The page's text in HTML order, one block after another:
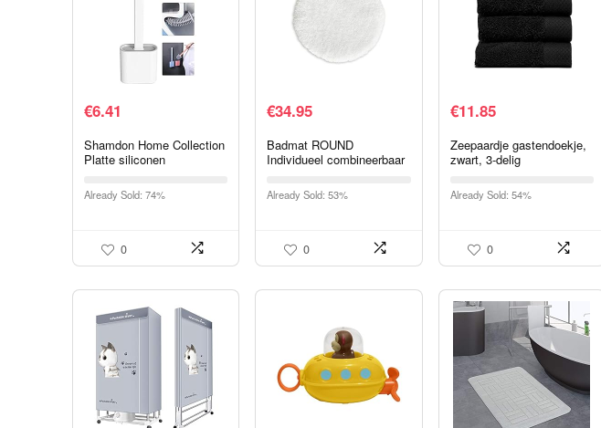
€6.41
Shamdon Home Collection
Platte siliconen
flaxible silicium
toiletborstel en houder set
Already Sold: 74%
0
€34.95
Badmat ROUND
Individueel combineerbaar
Douchemat • Antislip &
Wasbaar • Badmat,
Already Sold: 53%
0
€11.85
Zeepaardje gastendoekje,
zwart, 3-delig
Already Sold: 54%
0